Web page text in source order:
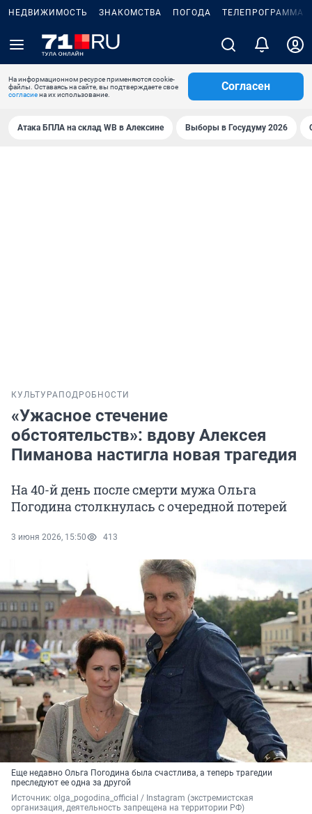
НЕДВИЖИМОСТЬ ЗНАКОМСТВА ПОГОДА ТЕЛЕПРОГРАММА
На информационном ресурсе применяются cookie-
файлы. Оставаясь на сайте, вы подтверждаете свое
согласиена их использование.
Согласен
Атака БПЛА на склад WB в Алексине Выборы в Госудуму 2026
КУЛЬТУРА ПОДРОБНОСТИ
«Ужасное стечение
обстоятельств»: вдову Алексея
Пиманова настигла новая трагедия
На 40-й день после смерти мужа Ольга
Погодина столкнулась с очередной потерей
3 июня 2026, 15:50 413
Еще недавно Ольга Погодина была счастлива, а теперь трагедии
преследуют ее одна за другой
Источник: olga_pogodina_official / Instagram (экстремистская
организация, деятельность запрещена на территории РФ)